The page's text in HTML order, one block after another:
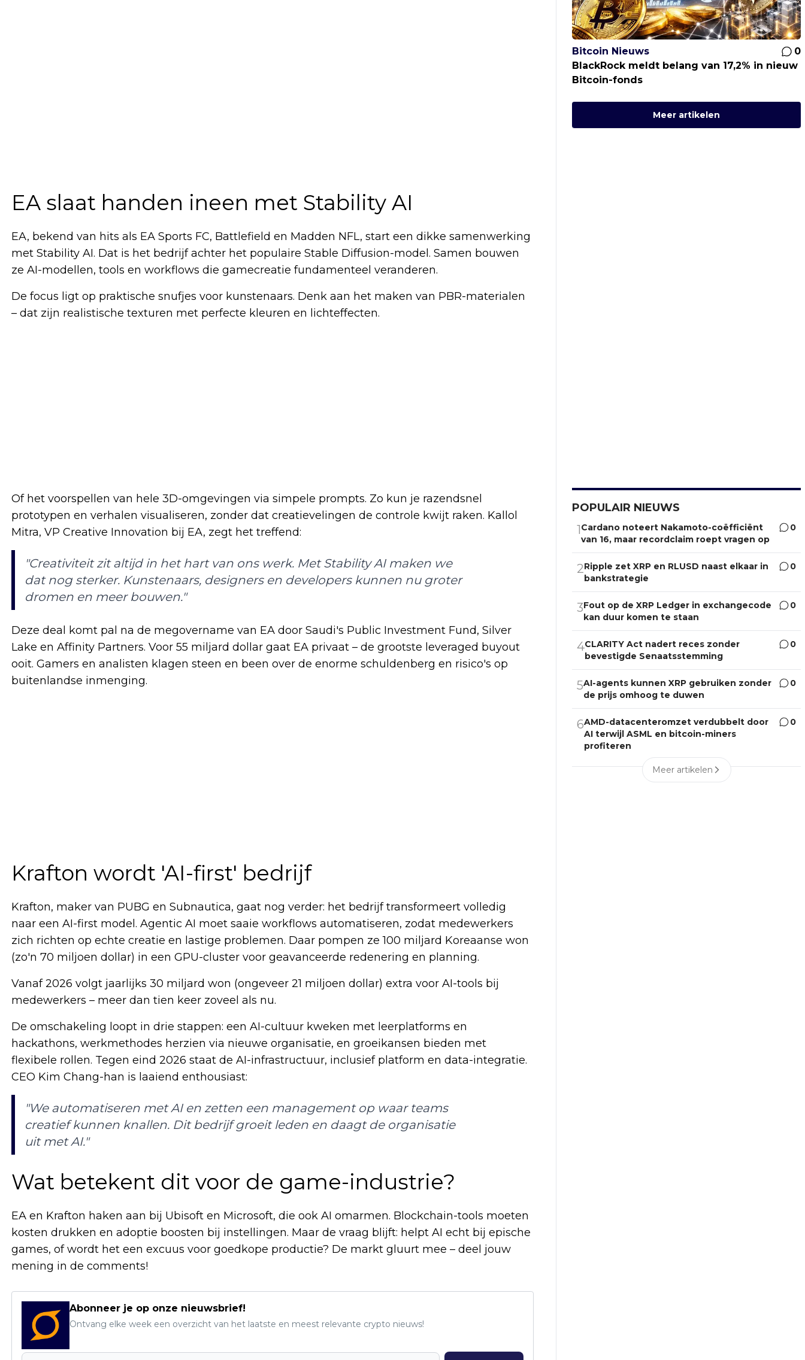
EA slaat handen ineen met Stability AI
EA, bekend van hits als EA Sports FC, Battlefield en Madden NFL, start een dikke samenwerking
met Stability AI. Dat is het bedrijf achter het populaire Stable Diffusion-model. Samen bouwen
ze AI-modellen, tools en workflows die gamecreatie fundamenteel veranderen.
De focus ligt op praktische snufjes voor kunstenaars. Denk aan het maken van PBR-materialen
– dat zijn realistische texturen met perfecte kleuren en lichteffecten.
Of het voorspellen van hele 3D-omgevingen via simpele prompts. Zo kun je razendsnel
prototypen en verhalen visualiseren, zonder dat creatievelingen de controle kwijt raken. Kallol
Mitra, VP Creative Innovation bij EA, zegt het treffend:
"Creativiteit zit altijd in het hart van ons werk. Met Stability AI maken we
dat nog sterker. Kunstenaars, designers en developers kunnen nu groter
dromen en meer bouwen."
Deze deal komt pal na de megovername van EA door Saudi's Public Investment Fund, Silver
Lake en Affinity Partners. Voor 55 miljard dollar gaat EA privaat – de grootste leveraged buyout
ooit. Gamers en analisten klagen steen en been over de enorme schuldenberg en risico's op
buitenlandse inmenging.
Krafton wordt 'AI-first' bedrijf
Krafton, maker van PUBG en Subnautica, gaat nog verder: het bedrijf transformeert volledig
naar een AI-first model. Agentic AI moet saaie workflows automatiseren, zodat medewerkers
zich richten op echte creatie en lastige problemen. Daar pompen ze 100 miljard Koreaanse won
(zo'n 70 miljoen dollar) in een GPU-cluster voor geavanceerde redenering en planning.
Vanaf 2026 volgt jaarlijks 30 miljard won (ongeveer 21 miljoen dollar) extra voor AI-tools bij
medewerkers – meer dan tien keer zoveel als nu.
De omschakeling loopt in drie stappen: een AI-cultuur kweken met leerplatforms en
hackathons, werkmethodes herzien via nieuwe organisatie, en groeikansen bieden met
flexibele rollen. Tegen eind 2026 staat de AI-infrastructuur, inclusief platform en data-integratie.
CEO Kim Chang-han is laaiend enthousiast:
"We automatiseren met AI en zetten een management op waar teams
creatief kunnen knallen. Dit bedrijf groeit leden en daagt de organisatie
uit met AI."
Wat betekent dit voor de game-industrie?
EA en Krafton haken aan bij Ubisoft en Microsoft, die ook AI omarmen. Blockchain-tools moeten
kosten drukken en adoptie boosten bij instellingen. Maar de vraag blijft: helpt AI echt bij epische
games, of wordt het een excuus voor goedkope productie? De markt gluurt mee – deel jouw
mening in de comments!
Abonneer je op onze nieuwsbrief!
Ontvang elke week een overzicht van het laatste en meest relevante crypto nieuws!
Bitcoin Nieuws
0
BlackRock meldt belang van 17,2% in nieuw
Bitcoin-fonds
Meer artikelen
POPULAIR NIEUWS
1Cardano noteert Nakamoto-coëfficiënt
van 16, maar recordclaim roept vragen op
0
2Ripple zet XRP en RLUSD naast elkaar in
bankstrategie
0
3Fout op de XRP Ledger in exchangecode
kan duur komen te staan
0
4CLARITY Act nadert reces zonder
bevestigde Senaatsstemming
0
5AI-agents kunnen XRP gebruiken zonder
de prijs omhoog te duwen
0
6AMD-datacenteromzet verdubbelt door
AI terwijl ASML en bitcoin-miners
profiteren
0
Meer artikelen